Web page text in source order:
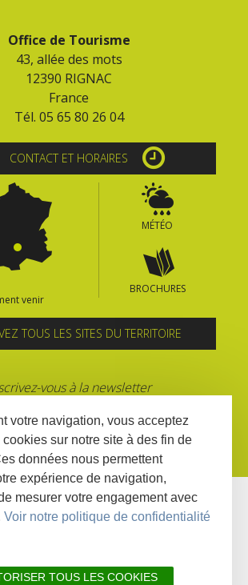
Office de Tourisme
43, allée des mots
12390 RIGNAC
France
Tél. 05 65 80 26 04
CONTACT ET HORAIRES
venir
MÉTÉO
BROCHURES
TOUS LES SITES DU TERRITOIRE
vous à la newsletter
DU LIENS DÉCLARATION
votre navigation, vous acceptez
cookies sur notre site à des fin de
données nous permettent
expérience de navigation,
mesurer votre engagement avec
Voir notre politique de confidentialité
TOUS LES COOKIES